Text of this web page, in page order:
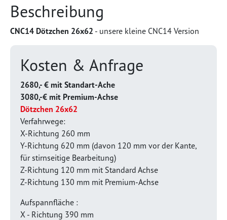
Beschreibung
CNC14 Dötzchen 26x62 - unsere kleine CNC14 Version
Kosten & Anfrage
2680,- € mit Standart-Ache
3080,-€ mit Premium-Achse
Dötzchen 26x62
Verfahrwege:
X-Richtung 260 mm
Y-Richtung 620 mm (davon 120 mm vor der Kante,
für stirnseitige Bearbeitung)
Z-Richtung 120 mm mit Standard Achse
Z-Richtung 130 mm mit Premium-Achse
Aufspannfläche :
X - Richtung 390 mm